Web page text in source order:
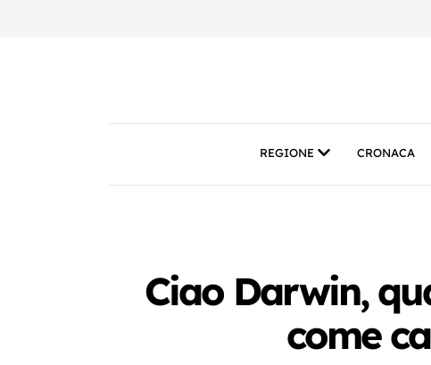
REGIONE CRONACA
Ciao Darwin,
come